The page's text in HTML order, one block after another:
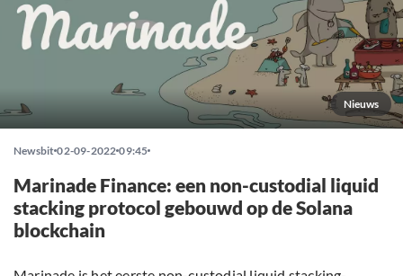
Nieuws
Newsbit 02-09-2022 09:45
Marinade Finance: een non-custodial liquid
stacking protocol gebouwd op de Solana
blockchain